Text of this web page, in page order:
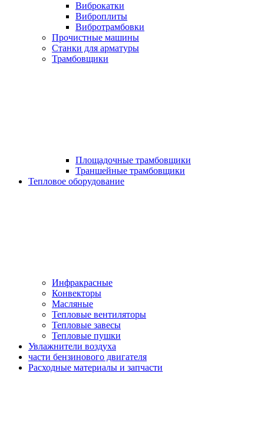
Виброкатки
Виброплиты
Вибротрамбовки
Прочистные машины
Станки для арматуры
Трамбовщики
Площадочные трамбовщики
Траншейные трамбовщики
Тепловое оборудование
Инфракрасные
Конвекторы
Масляные
Тепловые вентиляторы
Тепловые завесы
Тепловые пушки
Увлажнители воздуха
части бензинового двигателя
Расходные материалы и запчасти